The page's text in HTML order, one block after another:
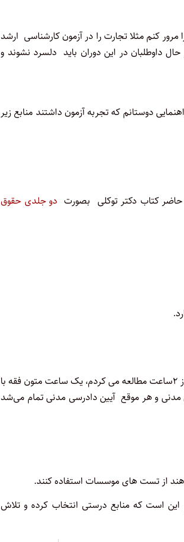
کنم مثلا تجارت را در آزمون کارشناسی ارشد
است. به هر حال داوطلبان در این دوران باید دلسرد نشوند و
دوستانم که تجربه آزمون داشتند منابع زیر
کتاب دکتر توکلی بصورت دو جلدی حقوق
هر روز ۴ درس مطالعه می کردم. یکی از این دروس مدنی بود که به صورت ثابت تا روز آزمون هر روز ۲ساعت مطالعه می کردم، یک ساعت متون فقه با
و هر موقع آیین دادرسی مدنی تمام می‌شد
از تست های موسسات استفاده کنند.
این است که منابع درستی انتخاب کرده و تلاش